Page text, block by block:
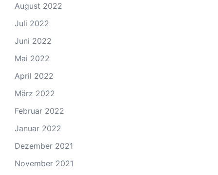
August 2022
Juli 2022
Juni 2022
Mai 2022
April 2022
März 2022
Februar 2022
Januar 2022
Dezember 2021
November 2021